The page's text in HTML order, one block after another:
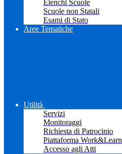
Elenchi Scuole
Scuole non Statali
Esami di Stato
Aree Tematiche
Utilità
Servizi
Monitoraggi
Richiesta di Patrocinio
Piattaforma Work&Learn
Accesso agli Atti